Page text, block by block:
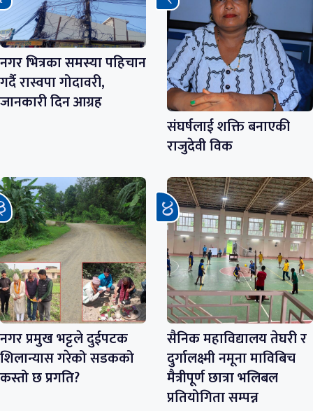
नगर भित्रका समस्या पहिचान
गर्दै रास्वपा गोदावरी,
जानकारी दिन आग्रह
संघर्षलाई शक्ति बनाएकी
राजुदेवी विक
नगर प्रमुख भट्टले दुईपटक
शिलान्यास गरेको सडकको
कस्तो छ प्रगति?
सैनिक महाविद्यालय तेघरी र
दुर्गालक्ष्मी नमूना माविबिच
मैत्रीपूर्ण छात्रा भलिबल
प्रतियोगिता सम्पन्न